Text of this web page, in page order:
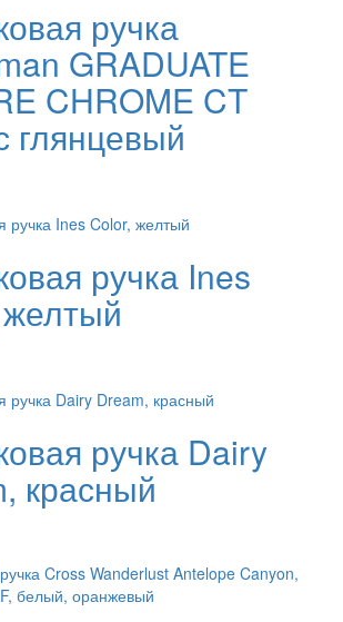
ручка
GRADUATE
CHROME CT
глянцевый
ручка Ines
ручка Dairy
красный